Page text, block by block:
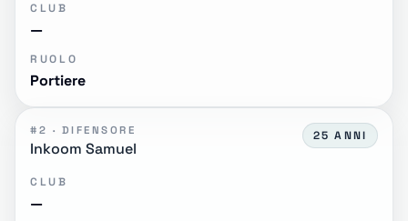
CLUB
—
RUOLO
Portiere
#2 · DIFENSORE
Inkoom Samuel
25 ANNI
CLUB
—